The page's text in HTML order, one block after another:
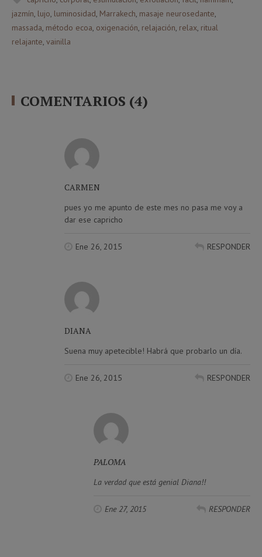
jazmín, lujo, luminosidad, Marrakech, masaje neurosedante,
massada, método ecoa, oxigenación, relajación, relax, ritual
relajante, vainilla
COMENTARIOS (4)
CARMEN
pues yo me apunto de este mes no pasa me voy a
dar ese capricho
Ene 26, 2015 RESPONDER
DIANA
Suena muy apetecible! Habrá que probarlo un día.
Ene 26, 2015 RESPONDER
PALOMA
La verdad que está genial Diana!!
Ene 27, 2015 RESPONDER